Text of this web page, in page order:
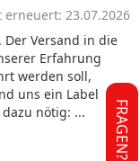
erneuert: 23.07.2026
Versand in die
Erfahrung
werden soll,
uns ein Label
nötig: ...
FRAGEN?